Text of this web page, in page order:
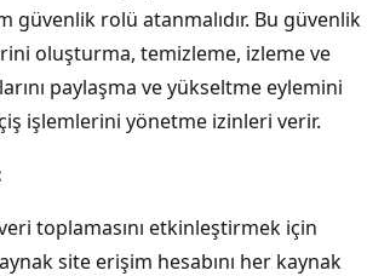
güvenlik rolü atanmalıdır. Bu güvenlik
oluşturma, temizleme, izleme ve
paylaşma ve yükseltme eylemini
işlemlerini yönetme izinleri verir.
toplamasını etkinleştirmek için
site erişim hesabını her kaynak